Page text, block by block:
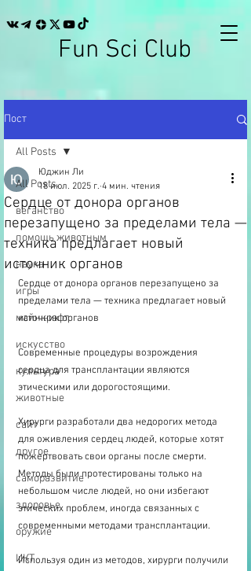
Fun Sci Club
Пост
All Posts
веганство
помощь животным
наука
игры
майнкрафт
искусство
культура
животные
сайт
другое
саморазвитие
здоровье
оружие
ИКТ
All Posts
Сердце от донора органов
перезапущено за пределами тела —
техника предлагает новый
источник органов
Юджин Ли
18 июл. 2025 г. 4 мин. чтения
Сердце от донора органов перезапущено за
пределами тела — техника предлагает новый
источник органов
Современные процедуры возрождения
сердца для трансплантации являются
этическими или дорогостоящими.
Хирурги разработали два недорогих метода
для оживления сердец людей, которые хотят
пожертвовать свои органы после смерти.
Методы были протестированы только на
небольшом числе людей, но они избегают
этических проблем, иногда связанных с
современными методами трансплантации.
Используя один из методов, хирурги получили